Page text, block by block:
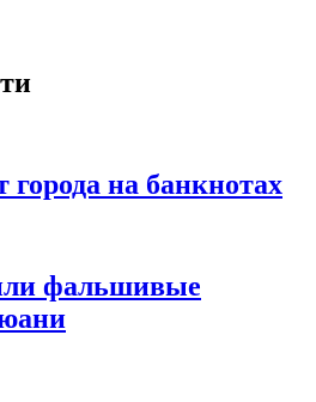
города на банкнотах
фальшивые